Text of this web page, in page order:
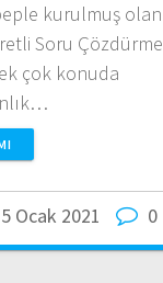
kurulmuş olan
Soru Çözdürme
çok konuda
5 Ocak 2021 0